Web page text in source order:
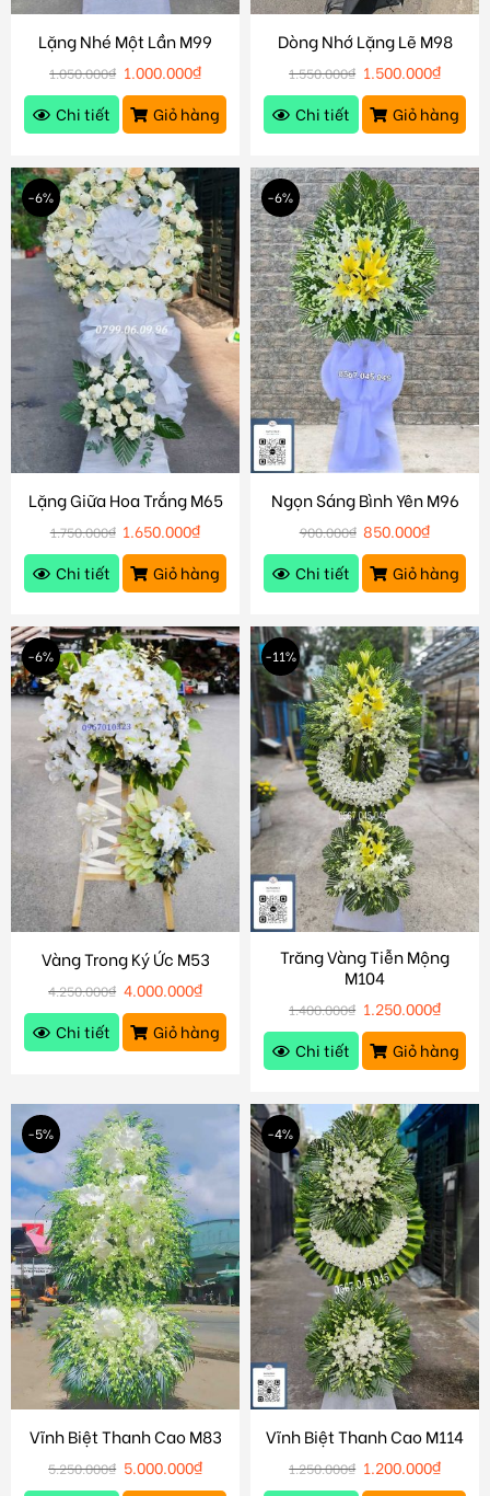
Lặng Nhé Một Lần M99
1.050.000₫ 1.000.000₫
Chi tiết
Giỏ hàng
Dòng Nhớ Lặng Lẽ M98
1.550.000₫ 1.500.000₫
Chi tiết
Giỏ hàng
-6%
Lặng Giữa Hoa Trắng M65
1.750.000₫ 1.650.000₫
Chi tiết
Giỏ hàng
-6%
Ngọn Sáng Bình Yên M96
900.000₫ 850.000₫
Chi tiết
Giỏ hàng
-6%
Vàng Trong Ký Ức M53
4.250.000₫ 4.000.000₫
Chi tiết
Giỏ hàng
-11%
Trăng Vàng Tiễn Mộng
M104
1.400.000₫ 1.250.000₫
Chi tiết
Giỏ hàng
-5%
Vĩnh Biệt Thanh Cao M83
5.250.000₫ 5.000.000₫
-4%
Vĩnh Biệt Thanh Cao M114
1.250.000₫ 1.200.000₫